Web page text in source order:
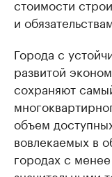
стоимости
и
Города с
развитой
сохраняют
объем
вовлекаемых в
городах с